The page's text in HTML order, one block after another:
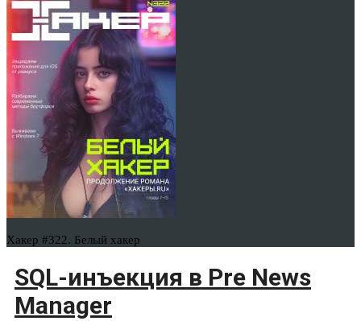
Хакер #322. Белый хакер
SQL-инъекция в Pre News
Manager